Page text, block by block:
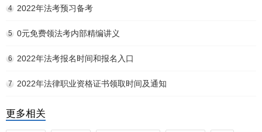
4 2022年法考预习备考
5 0元免费领法考内部精编讲义
6 2022年法考报名时间和报名入口
7 2022年法律职业资格证书领取时间及通知
更多相关